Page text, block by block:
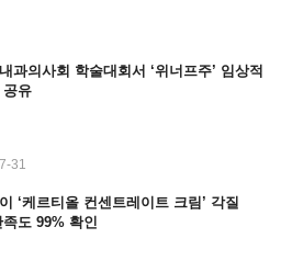
과의사회 학술대회서 ‘위너프주’ 임상적
공유
31
‘케르티올 컨센트레이트 크림’ 각질
도 99% 확인